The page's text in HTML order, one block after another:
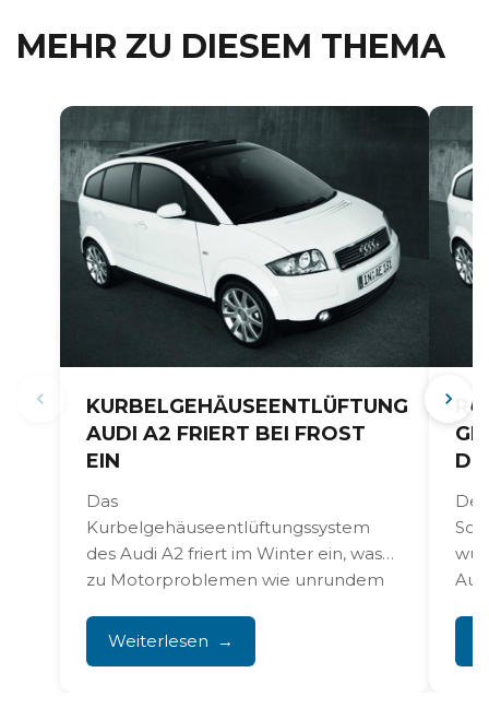
MEHR ZU DIESEM THEMA
KURBELGEHÄUSEENTLÜFTUNG
AUDI A2 FRIERT BEI FROST
EIN
Das
Kurbelgehäuseentlüftungssystem
des Audi A2 friert im Winter ein, was
zu Motorproblemen wie unrundem
führt. Das...
Weiterlesen